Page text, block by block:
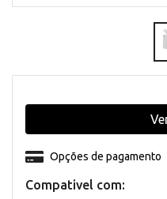
Compativel com:
Opções de pagamento